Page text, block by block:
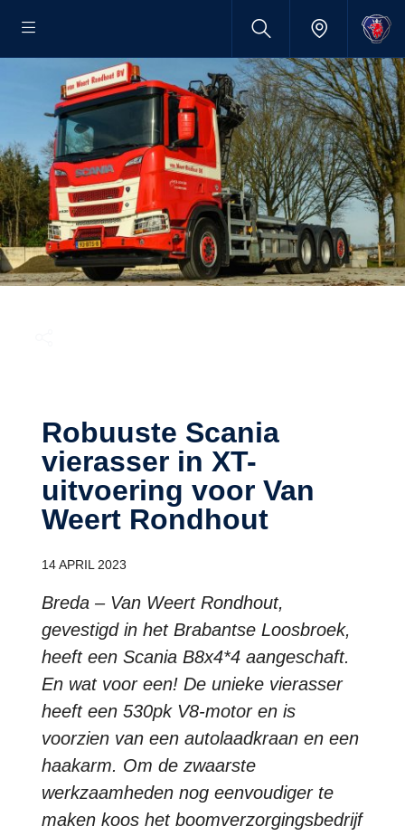
Robuuste Scania
vierasser in XT-
uitvoering voor Van
Weert Rondhout
14 APRIL 2023
Breda – Van Weert Rondhout,
gevestigd in het Brabantse Loosbroek,
heeft een Scania B8x4*4 aangeschaft.
En wat voor een! De unieke vierasser
heeft een 530pk V8-motor en is
voorzien van een autolaadkraan en een
haakarm. Om de zwaarste
werkzaamheden nog eenvoudiger te
maken koos het boomverzorgingsbedrijf